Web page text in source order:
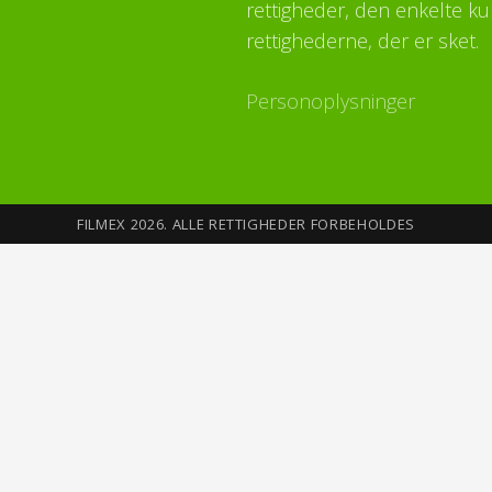
rettigheder, den enkelte
rettighederne, der er sket.
Personoplysninger
FILMEX 2026. ALLE RETTIGHEDER FORBEHOLDES